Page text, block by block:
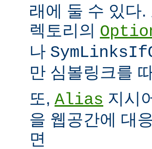
래에 둘 수 있다
렉토리의
나
만 심볼링크를
또, Alias 지시
을 웹공간에 대
면